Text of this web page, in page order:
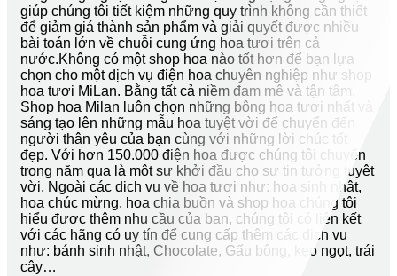
giúp chúng tôi tiết kiệm những quy trình không cần thiết
để giảm giá thành sản phẩm và giải quyết được nhiều
bài toán lớn về chuỗi cung ứng hoa tươi trên cả
nước.Không có một shop hoa nào tốt hơn để bạn lựa
chọn cho một dịch vụ điện hoa chuyên nghiệp như shop
hoa tươi MiLan. Bằng tất cả niềm đam mê và tận tâm,
Shop hoa Milan luôn chọn những bông hoa tươi nhất và
sáng tạo lên những mẫu hoa tuyệt vời để chuyển đến
người thân yêu của bạn cùng với những lời chúc tốt
đẹp. Với hơn 150.000 điện hoa được chúng tôi chuyển
trong năm qua là một sự khởi đầu cho sự tin tưởng tuyệt
vời. Ngoài các dịch vụ về hoa tươi như: hoa sinh nhật,
hoa chúc mừng, hoa chia buồn và shop hoa chúng tôi
hiểu được thêm nhu cầu của bạn, chúng tôi có liên kết
với các hãng có uy tín để cung cấp thêm các dịch vụ
như: bánh sinh nhật, Chocolate, Gấu bông, kẹo ngọt, trái
cây…